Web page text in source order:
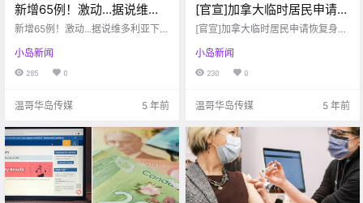
新增65例！激动…据说维多
利亚下周会下雪？！笑死，
卡！！
新增65例！激动...据说维多利亚下周
囚犯的感谢卡！！
小岛新闻
285 0
温哥华岛传媒 5 年前
[官宣]加拿大临时居民申请恢
复身份时间延长！未登陆的
[官宣]加拿大临时居民申请恢复身份
小岛新闻
230 0
温哥华岛传媒 5 年前